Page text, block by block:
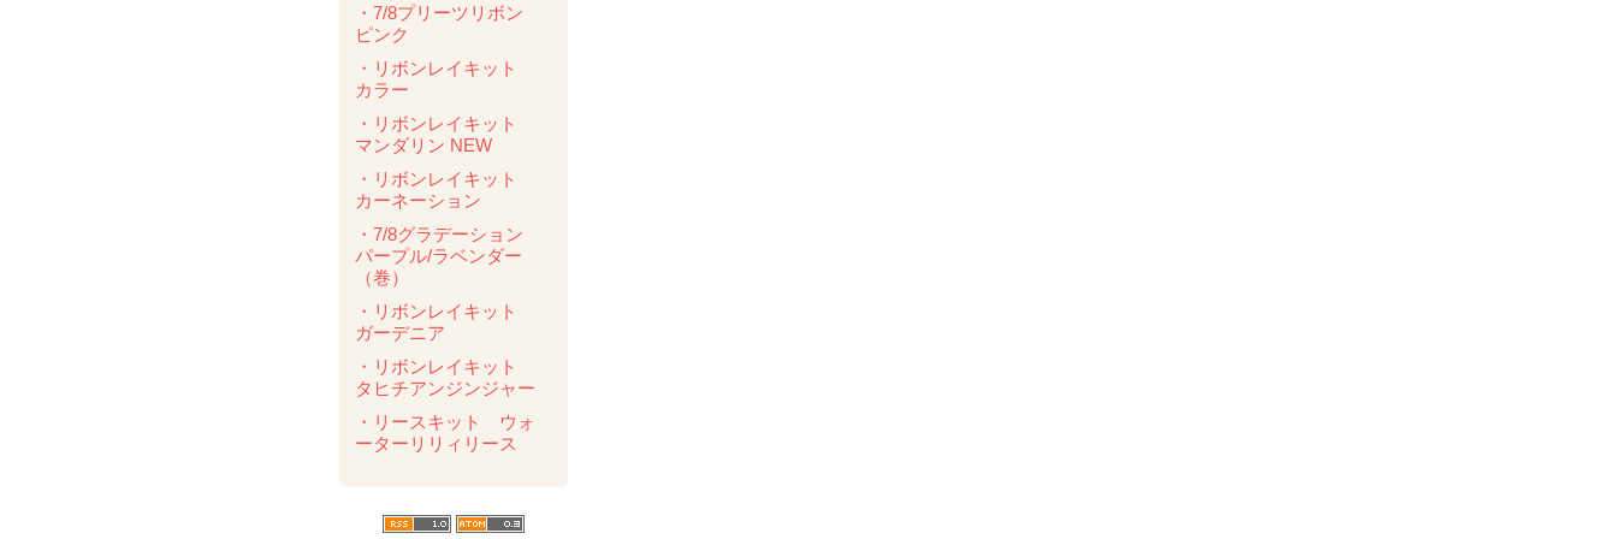
・7/8プリーツリボン
ピンク
・リボンレイキット
カラー
・リボンレイキット
マンダリン NEW
・リボンレイキット
カーネーション
・7/8グラデーション
パープル/ラベンダー
（巻）
・リボンレイキット
ガーデニア
・リボンレイキット
タヒチアンジンジャー
・リースキット ウォ
ーターリリィリース